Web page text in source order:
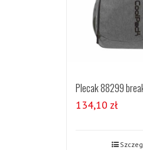
Plecak 88299
134,10 zł